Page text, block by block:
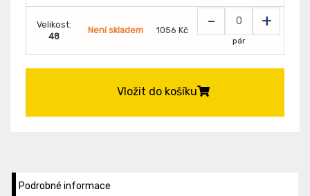
Velikost:
48
Není skladem 1056 Kč - +
pár
Vložit do košíku
Podrobné informace